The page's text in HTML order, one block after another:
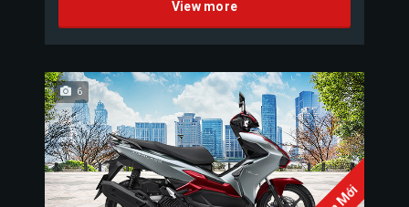
View more
6